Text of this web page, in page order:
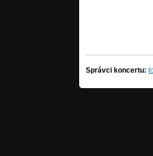
Správci koncertu: